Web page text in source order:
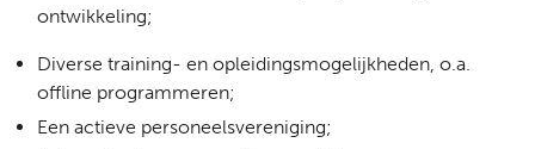
ontwikkeling;
Diverse training- en opleidingsmogelijkheden, o.a.
offline programmeren;
Een actieve personeelsvereniging;